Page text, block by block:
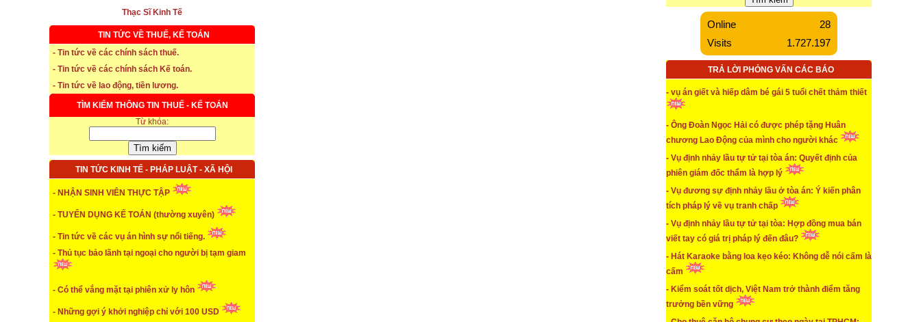
Thạc Sĩ Kinh Tế
TIN TỨC VỀ THUẾ, KẾ TOÁN
- Tin tức về các chính sách thuế.
- Tin tức về các chính sách Kế toán.
- Tin tức về lao động, tiền lương.
TÌM KIẾM THÔNG TIN THUẾ - KẾ TOÁN
Từ khóa:
TIN TỨC KINH TẾ - PHÁP LUẬT - XÃ HỘI
- NHẬN SINH VIÊN THỰC TẬP
- TUYỂN DỤNG KẾ TOÁN (thường xuyên)
- Tin tức về các vụ án hình sự nổi tiếng.
- Thủ tục bảo lãnh tại ngoại cho người bị tạm giam
- Có thể vắng mặt tại phiên xử ly hôn
- Những gợi ý khởi nghiệp chỉ với 100 USD
* Thời hạn đăng ký bảo hiểm thất nghiệp
...xem chi tiết
...xem chi tiết
* NHẬN SINH VIÊN THỰC TẬP
...xem chi tiết
...xem chi tiết
...xem chi tiết
Online
28
Visits
1.727.197
TRẢ LỜI PHỎNG VẤN CÁC BÁO
- vụ án giết và hiếp dâm bé gái 5 tuổi chết thảm thiết
- Ông Đoàn Ngọc Hải có được phép tặng Huân
chương Lao Động của mình cho người khác
- Vụ định nhảy lầu tự tử tại tòa án: Quyết định của
phiên giám đốc thẩm là hợp lý
- Vụ đương sự định nhảy lầu ở tòa án: Ý kiến phân
tích pháp lý về vụ tranh chấp
- Vụ định nhảy lầu tự tử tại tòa: Hợp đồng mua bán
viết tay có giá trị pháp lý đến đâu?
- Hát Karaoke bằng loa kẹo kéo: Không dễ nói cấm là
cấm
- Kiểm soát tốt dịch, Việt Nam trở thành điểm tăng
trưởng bền vững
* Góp ý sửa đổi, bổ sung một số vấn đề của Luật Xử
Lý Vi Phạm Hành Chính
...xem chi tiết
* Vụ định nhảy lầu tự tử tại tòa án: Quyết định của
phiên giám đốc thẩm là hợp lý
* Mua nhầm dự án ảo vì nghe những lời quảng cáo
có cánh và hám lợi nhiều
...xem chi tiết
* Phó Chi cục Hải quan khi gây tai nạn giao thông
vừa có nồng độ cồn lại còn bỏ chạy khỏi hiện trường
* Chúng ta lái xe gắn máy có phải mua bảo hiểm
không
* Mua nhầm dự án ảo vì nghe những lời quảng cáo
có cánh và hám lợi nhiều